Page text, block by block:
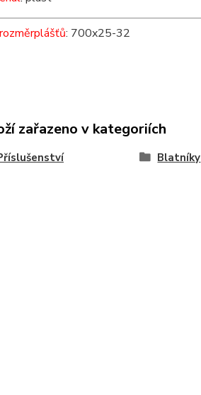
: 700x25-32
zařazeno v kategoriích
Blatníky